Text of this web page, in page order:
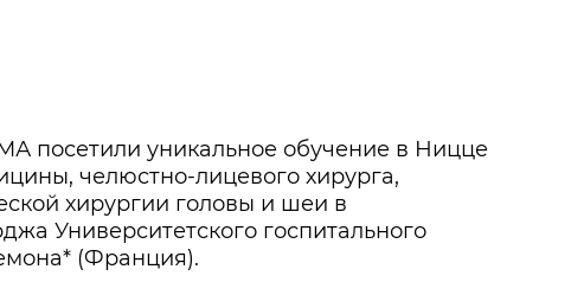
посетили уникальное обучение в Ницце
челюстно-лицевого хирурга,
хирургии головы и шеи в
Университетского госпитального
(Франция).